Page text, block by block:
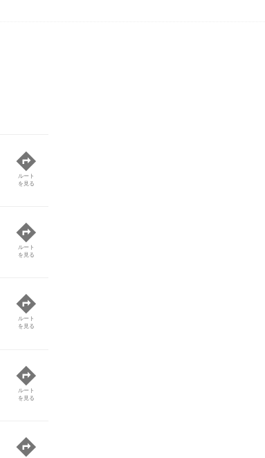
ルート
を見る
ルート
を見る
ルート
を見る
ルート
を見る